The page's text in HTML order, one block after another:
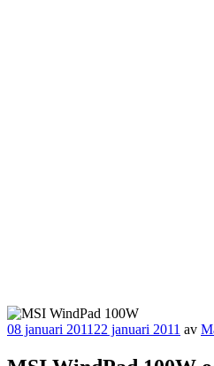
Publicerat
08 januari 2011 22 januari 2011 av